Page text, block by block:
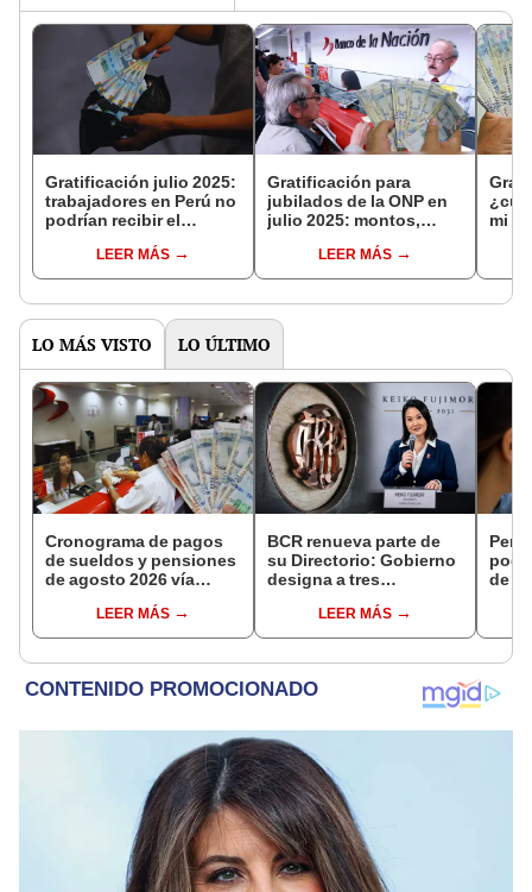
Gratificación julio 2025:
trabajadores en Perú no
podrían recibir el
por estas razones,
¿cuáles son?
LEER MÁS
Gratificación para
jubilados de la ONP en
julio 2025: montos,
pago confirmadas antes
de Fiestas Patrias
LEER MÁS
mi
LO MÁS VISTO LO ÚLTIMO
Cronograma de pagos
de sueldos y pensiones
de agosto 2026 vía
conoce las fechas de
depósito
LEER MÁS
BCR renueva parte de
su Directorio: Gobierno
designa a tres
EjecutivoLEER MÁS
de